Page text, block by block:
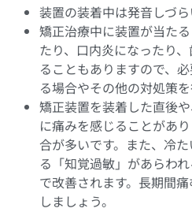
装置の装着中は発音しづら
矯正治療中に装置が当た
たり、口内炎になったり
ることもありますので、
る場合やその他の対処策
矯正装置を装着した直後
に痛みを感じることがあ
合が多いです。また、冷
る「知覚過敏」があらわ
で改善されます。長期間
しましょう。